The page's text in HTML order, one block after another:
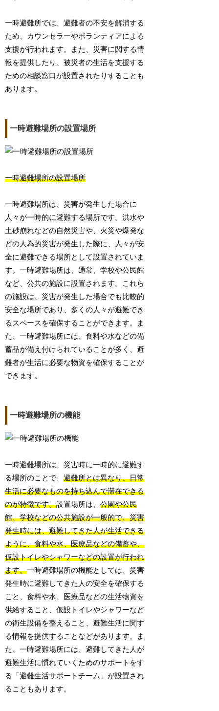
一時避難所では、避難者の不安を解消する
ため、カウンセラーやボランティアによる
支援が行われます。また、災害に関する情
報を提供したり、被災者の生活を支援する
ための相談窓口が設置されたりすることも
あります。
一時避難場所の設置場所
一時避難場所の設置場所
一時避難場所は、災害が発生した場合に
人々が一時的に避難する場所です。洪水や
土砂崩れなどの自然災害や、火災や爆発な
どの人為的災害が発生した際に、人々が安
全に避難できる場所として設置されていま
す。一時避難場所は、通常、学校や公民館
など、公共の施設に設置されます。これら
の施設は、災害が発生した場合でも比較的
安全な場所であり、多くの人々が避難でき
るスペースを確保することができます。ま
た、一時避難場所には、食料や水などの備
蓄品が備え付けられていることが多く、避
難者が生活に必要な物資を確保することが
できます。
一時避難場所の機能
一時避難場所は、災害時に一時的に避難す
る場所のことで、避難所とは異なり、日常
生活に必要なものを持ち込んで滞在できる
のが特徴です。設置場所は、公園や公民
館、学校などの公共施設が一般的で、災害
発生時には、避難してきた人が生活できる
ように、食料や水、医療品などの備蓄や、
仮設トイレやシャワーなどの設置が行われ
ます。一時避難場所の機能としては、災害
発生時に避難してきた人の安全を確保する
こと、食料や水、医療品などの生活物資を
供給すること、仮設トイレやシャワーなど
の衛生設備を整えること、避難生活に関す
る情報を提供することなどがあります。ま
た、一時避難場所には、避難してきた人が
避難生活に慣れていくためのサポートをす
る「避難生活サポートチーム」が設置され
ることもあります。